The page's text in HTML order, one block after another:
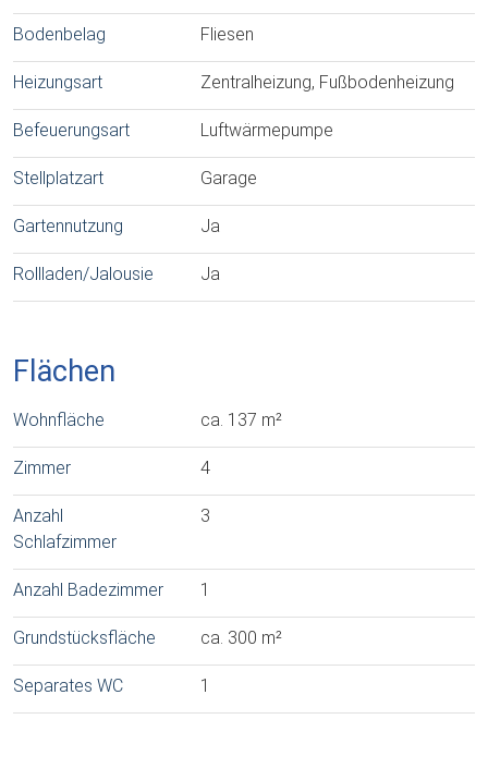
Bodenbelag Fliesen
Heizungsart Zentralheizung, Fußbodenheizung
Befeuerungsart Luftwärmepumpe
Stellplatzart Garage
Gartennutzung Ja
Rollladen/Jalousie Ja
Flächen
Wohnfläche ca. 137 m²
Zimmer 4
Anzahl
Schlafzimmer
3
Anzahl Badezimmer 1
Grundstücksfläche ca. 300 m²
Separates WC 1